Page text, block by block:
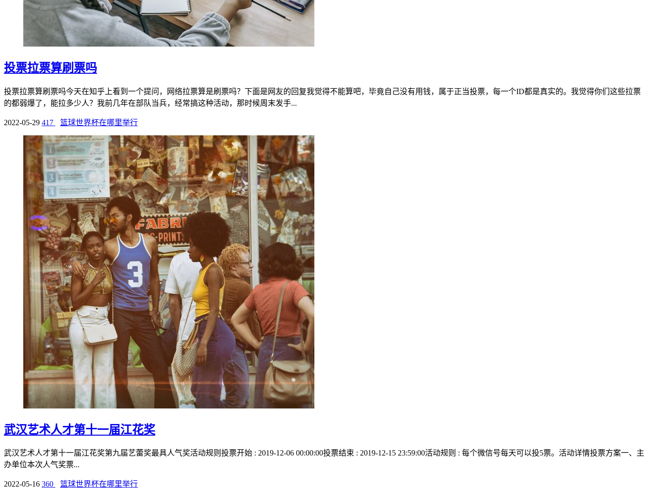
投票拉票算刷票吗
投票拉票算刷票吗今天在知乎上看到一个提问，网络拉票算是刷票吗？下面是网友的回复我觉得不能算吧，毕竟自己没有用钱，属于正当投票，每一个ID都是真实的。我觉得你们这些拉票
的都弱爆了，能拉多少人？我前几年在部队当兵，经常搞这种活动，那时候周末发手...
2022-05-29 417 篮球世界杯在哪里举行
武汉艺术人才第十一届江花奖
武汉艺术人才第十一届江花奖第九届艺蕾奖最具人气奖活动规则投票开始 : 2019-12-06 00:00:00投票结束 : 2019-12-15 23:59:00活动规则 : 每个微信号每天可以投5票。活动详情投票方案一、主
办单位本次人气奖票...
2022-05-16 360 篮球世界杯在哪里举行